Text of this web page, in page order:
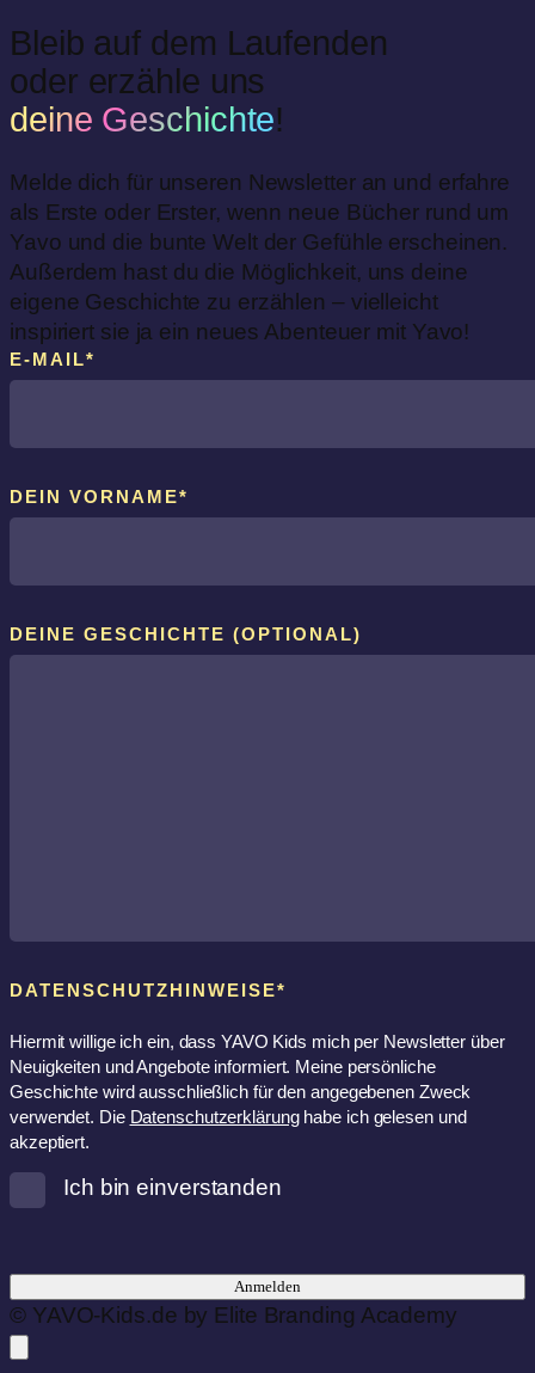
Bleib auf dem Laufenden
oder erzähle uns
deine Geschichte!
Melde dich für unseren Newsletter an und erfahre
als Erste oder Erster, wenn neue Bücher rund um
Yavo und die bunte Welt der Gefühle erscheinen.
Außerdem hast du die Möglichkeit, uns deine
eigene Geschichte zu erzählen – vielleicht
inspiriert sie ja ein neues Abenteuer mit Yavo!
E-MAIL*
DEIN VORNAME*
DEINE GESCHICHTE (OPTIONAL)
DATENSCHUTZHINWEISE*
Hiermit willige ich ein, dass YAVO Kids mich per Newsletter über
Neuigkeiten und Angebote informiert. Meine persönliche
Geschichte wird ausschließlich für den angegebenen Zweck
verwendet. Die Datenschutzerklärung habe ich gelesen und
akzeptiert.
Ich bin einverstanden
Anmelden
© YAVO-Kids.de by Elite Branding Academy